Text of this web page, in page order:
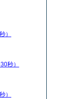
）
秒）
）